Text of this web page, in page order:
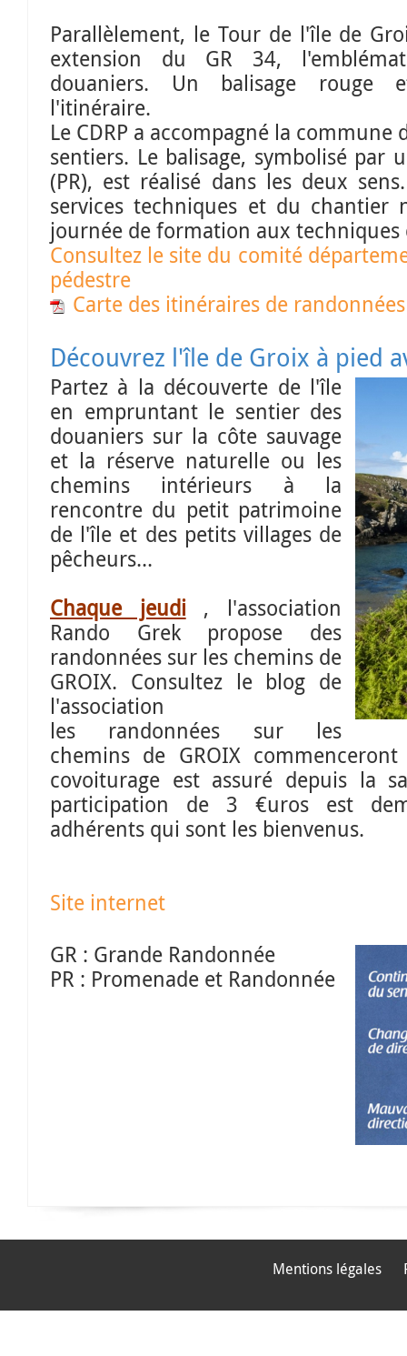
Parallèlement, le Tour de l'île de
extension du GR 34,
douaniers. Un balisage rouge
l'itinéraire.
Le CDRP a accompagné la commune
sentiers. Le balisage, symbolisé par
(PR), est réalisé dans les deux
services techniques et du chantier
journée de formation aux techniques
Consultez le site du comité
pédestre
Carte des itinéraires de randonnées
Découvrez l'île de Groix à pied
Partez à la découverte de l'île
en empruntant le sentier des
douaniers sur la côte sauvage
et la réserve naturelle ou les
chemins intérieurs à la
rencontre du petit patrimoine
de l'île et des petits villages de
pêcheurs...
Chaque jeudi , l'association
Rando Grek propose des
randonnées sur les chemins de
GROIX. Consultez le blog de
l'association
les randonnées sur les
chemins de GROIX
covoiturage est assuré depuis la
participation de 3 €uros est
adhérents qui sont les bienvenus.
Site internet
GR : Grande Randonnée
PR : Promenade et Randonnée
Mentions légales